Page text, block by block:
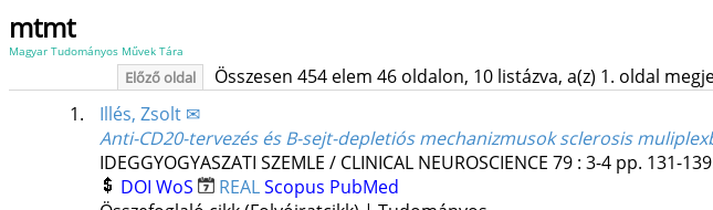
mtmt
Magyar Tudományos Művek Tára
Előző oldal Összesen 454 elem 46 oldalon, 10 listázva, a(z) 1. oldal
1.
Illés, Zsolt ✉
Anti-CD20-tervezés és B-sejt-depletiós mechanizmusok sclerosis
IDEGGYOGYASZATI SZEMLE / CLINICAL NEUROSCIENCE 79: 3-4 pp. 131-
DOI WoS REALScopus PubMed